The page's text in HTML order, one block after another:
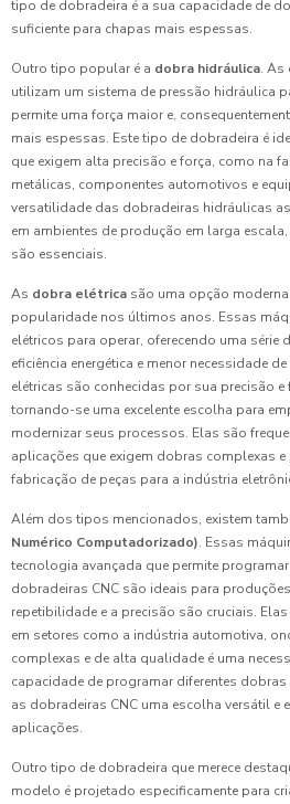
tipo de dobradeira é a sua capacidade de
suficiente para chapas mais espessas.
Outro tipo popular é a dobra hidráulica. As
utilizam um sistema de pressão hidráulica
permite uma força maior e,
mais espessas. Este tipo de dobradeira é
que exigem alta precisão e força, como na
metálicas, componentes automotivos e
versatilidade das dobradeiras hidráulicas
em ambientes de produção em larga
são essenciais.
As dobra elétrica são uma opção
popularidade nos últimos anos. Essas
elétricos para operar, oferecendo uma série
eficiência energética e menor necessidade
elétricas são conhecidas por sua precisão
tornando-se uma excelente escolha para
modernizar seus processos. Elas são
aplicações que exigem dobras complexas
fabricação de peças para a indústria
Além dos tipos mencionados, existem
Numérico Computadorizado). Essas
tecnologia avançada que permite
dobradeiras CNC são ideais para
repetibilidade e a precisão são cruciais.
em setores como a indústria automotiva,
complexas e de alta qualidade é uma
capacidade de programar diferentes
as dobradeiras CNC uma escolha versátil e
aplicações.
Outro tipo de dobradeira que merece
modelo é projetado especificamente para